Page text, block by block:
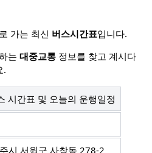
가는 최신 버스시간표입니다.
는 대중교통 정보를 찾고 계시다
.
시간표 및 오늘의 운행일정
시 서원구 사창동 278-2